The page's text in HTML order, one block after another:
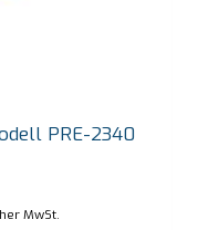
PRE-2340
MwSt.